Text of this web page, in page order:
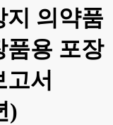
지 의약품
품용 포장
고서
)